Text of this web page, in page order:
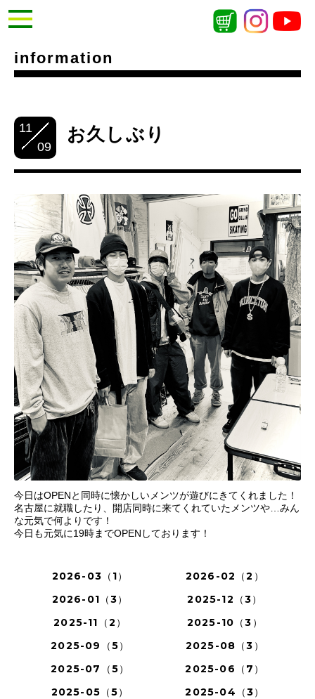
information
11
09
お久しぶり
今日はOPENと同時に懐かしいメンツが遊びにきてくれました！
名古屋に就職したり、開店同時に来てくれていたメンツや…みん
な元気で何よりです！
今日も元気に19時までOPENしております！
2026-03（1）
2026-02（2）
2026-01（3）
2025-12（3）
2025-11（2）
2025-10（3）
2025-09（5）
2025-08（3）
2025-07（5）
2025-06（7）
2025-05（5）
2025-04（3）